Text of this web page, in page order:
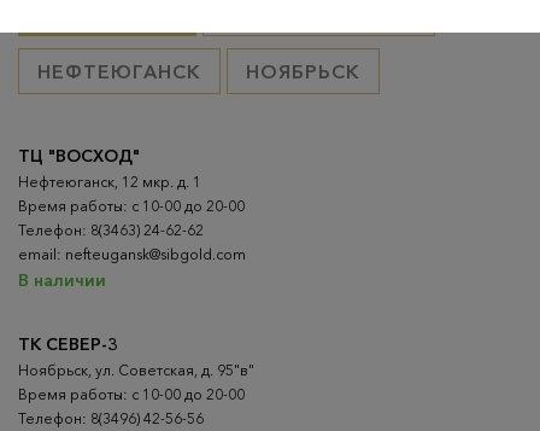
НЕФТЕЮГАНСК НОЯБРЬСК
ТК СЕВЕР-3
Ноябрьск, ул. Советская, д. 95"в"
Время работы: с 10-00 до 20-00
Телефон: 8(3496) 42-56-56
ТЦ "ВОСХОД"
Нефтеюганск, 12 мкр. д. 1
Время работы: с 10-00 до 20-00
Телефон: 8(3463) 24-62-62
email: nefteugansk@sibgold.com
В наличии